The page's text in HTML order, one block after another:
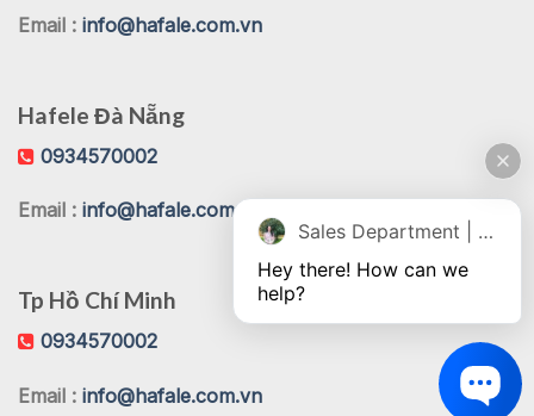
Email : info@hafale.com.vn
Hafele Đà Nẵng
0934570002
Email : info@hafale.com.vn
Tp Hồ Chí Minh
0934570002
Email : info@hafale.com.vn
Sales Department | Chat online
Hey there! How can we
help?